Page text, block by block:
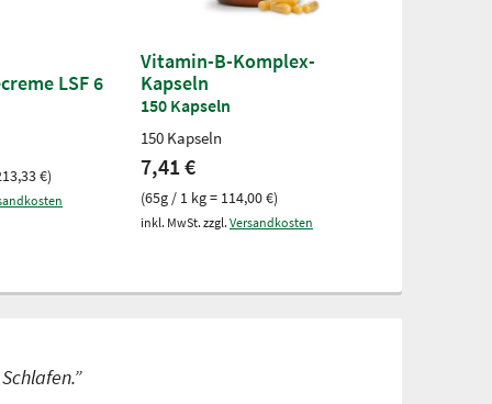
LSF 6
€)
Vitamin-B-Komplex-
Kapseln
150 Kapseln
150 Kapseln
7,41 €
(65g / 1 kg = 114,00 €)
inkl. MwSt. zzgl. Versandkosten